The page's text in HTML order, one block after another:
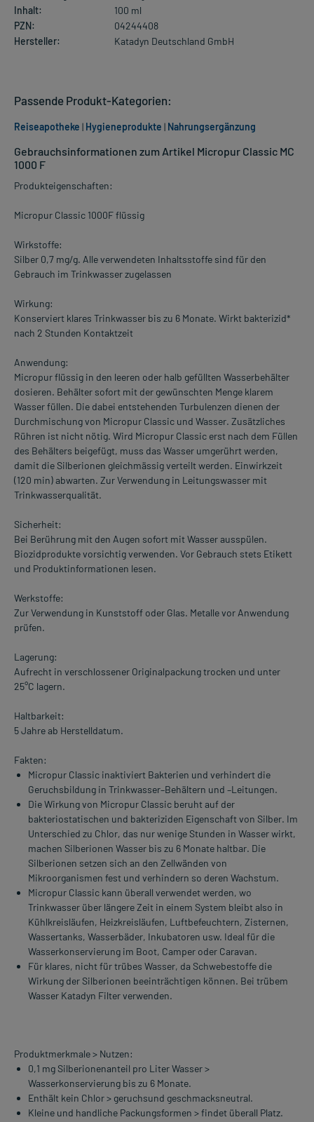
Inhalt:
100 ml
PZN:
04244408
Hersteller:
Katadyn Deutschland GmbH
Gebrauchsinformationen zum Artikel Micropur Classic MC
1000 F
Produkteigenschaften:
Micropur Classic 1000F flüssig
Wirkstoffe:
Silber 0,7 mg/g. Alle verwendeten Inhaltsstoffe sind für den
Gebrauch im Trinkwasser zugelassen
Wirkung:
Konserviert klares Trinkwasser bis zu 6 Monate. Wirkt bakterizid*
nach 2 Stunden Kontaktzeit
Anwendung:
Micropur flüssig in den leeren oder halb gefüllten Wasserbehälter
dosieren. Behälter sofort mit der gewünschten Menge klarem
Wasser füllen. Die dabei entstehenden Turbulenzen dienen der
Durchmischung von Micropur Classic und Wasser. Zusätzliches
Rühren ist nicht nötig. Wird Micropur Classic erst nach dem Füllen
des Behälters beigefügt, muss das Wasser umgerührt werden,
damit die Silberionen gleichmässig verteilt werden. Einwirkzeit
(120 min) abwarten. Zur Verwendung in Leitungswasser mit
Trinkwasserqualität.
Sicherheit:
Bei Berührung mit den Augen sofort mit Wasser ausspülen.
Biozidprodukte vorsichtig verwenden. Vor Gebrauch stets Etikett
und Produktinformationen lesen.
Werkstoffe:
Zur Verwendung in Kunststoff oder Glas. Metalle vor Anwendung
prüfen.
Lagerung:
Aufrecht in verschlossener Originalpackung trocken und unter
25°C lagern.
Haltbarkeit:
5 Jahre ab Herstelldatum.
Fakten:
Micropur Classic inaktiviert Bakterien und verhindert die
Geruchsbildung in Trinkwasser–Behältern und –Leitungen.
Die Wirkung von Micropur Classic beruht auf der
bakteriostatischen und bakteriziden Eigenschaft von Silber. Im
Unterschied zu Chlor, das nur wenige Stunden in Wasser wirkt,
machen Silberionen Wasser bis zu 6 Monate haltbar. Die
Silberionen setzen sich an den Zellwänden von
Mikroorganismen fest und verhindern so deren Wachstum.
Micropur Classic kann überall verwendet werden, wo
Trinkwasser über längere Zeit in einem System bleibt also in
Kühlkreisläufen, Heizkreisläufen, Luftbefeuchtern, Zisternen,
Wassertanks, Wasserbäder, Inkubatoren usw. Ideal für die
Wasserkonservierung im Boot, Camper oder Caravan.
Für klares, nicht für trübes Wasser, da Schwebestoffe die
Wirkung der Silberionen beeinträchtigen können. Bei trübem
Wasser Katadyn Filter verwenden.
Produktmerkmale > Nutzen:
0,1 mg Silberionenanteil pro Liter Wasser >
Wasserkonservierung bis zu 6 Monate.
Enthält kein Chlor > geruchsund geschmacksneutral.
Kleine und handliche Packungsformen > findet überall Platz.
Passende Produkt-Kategorien:
Reiseapotheke | Hygieneprodukte | Nahrungsergänzung